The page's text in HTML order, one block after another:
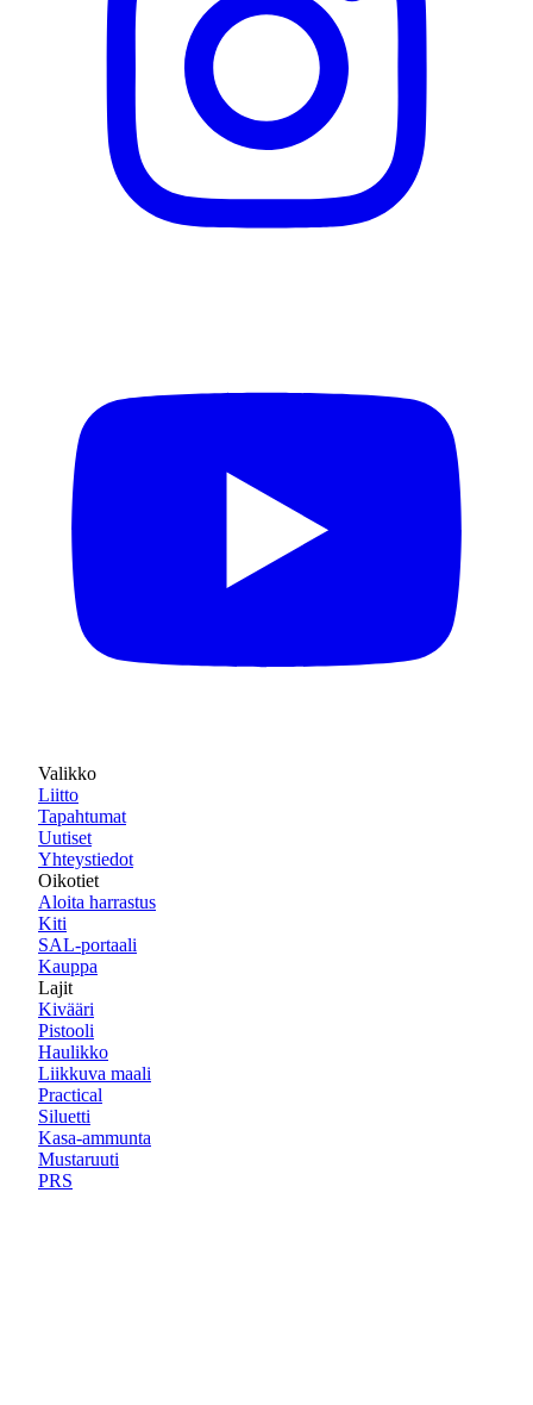
Valikko
Liitto
Tapahtumat
Uutiset
Yhteystiedot
Oikotiet
Aloita harrastus
Kiti
SAL-portaali
Kauppa
Lajit
Kivääri
Pistooli
Haulikko
Liikkuva maali
Practical
Siluetti
Kasa-ammunta
Mustaruuti
PRS